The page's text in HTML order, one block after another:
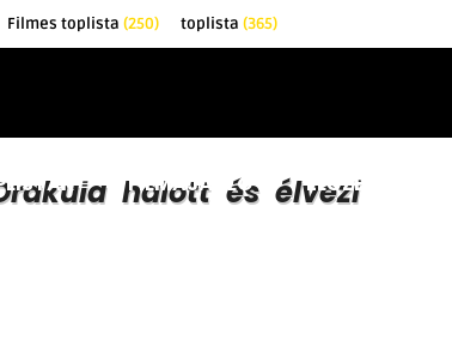
Filmes toplista (250) toplista (365)
FILMAJÁNLÓ ELŐZETESEK
halott és élvezi